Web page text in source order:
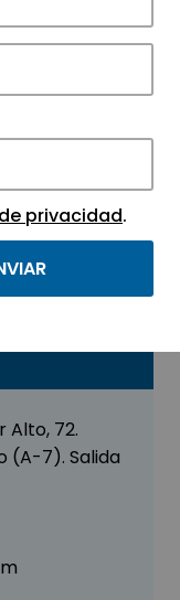
impulsan la
APTE.
Alto, 72.
(A-7). Salida
privacidad.